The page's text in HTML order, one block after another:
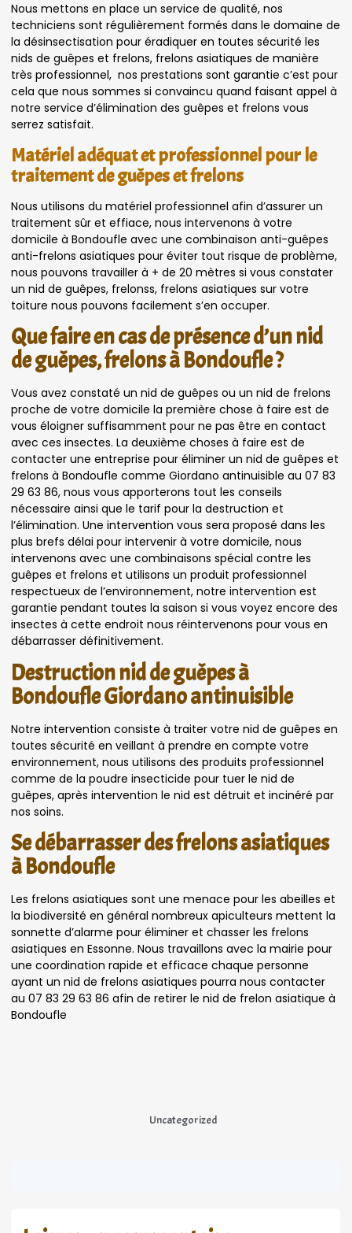
Nous mettons en place un service de qualité, nos
techniciens sont régulièrement formés dans le domaine de
la désinsectisation pour éradiquer en toutes sécurité les
nids de guêpes et frelons, frelons asiatiques de manière
très professionnel, nos prestations sont garantie c’est pour
cela que nous sommes si convaincu quand faisant appel à
notre service d’élimination des guêpes et frelons vous
serrez satisfait.
Matériel adéquat et professionnel pour le
traitement de guêpes et frelons
Nous utilisons du matériel professionnel afin d’assurer un
traitement sûr et effiace, nous intervenons à votre
domicile à Bondoufle avec une combinaison anti-guêpes
anti-frelons asiatiques pour éviter tout risque de problème,
nous pouvons travailler à + de 20 mètres si vous constater
un nid de guêpes, frelonss, frelons asiatiques sur votre
toiture nous pouvons facilement s’en occuper.
Que faire en cas de présence d’un nid
de guêpes, frelons à Bondoufle ?
Vous avez constaté un nid de guêpes ou un nid de frelons
proche de votre domicile la première chose à faire est de
vous éloigner suffisamment pour ne pas être en contact
avec ces insectes. La deuxième choses à faire est de
contacter une entreprise pour éliminer un nid de guêpes et
frelons à Bondoufle comme Giordano antinuisible au 07 83
29 63 86, nous vous apporterons tout les conseils
nécessaire ainsi que le tarif pour la destruction et
l’élimination. Une intervention vous sera proposé dans les
plus brefs délai pour intervenir à votre domicile, nous
intervenons avec une combinaisons spécial contre les
guêpes et frelons et utilisons un produit professionnel
respectueux de l’environnement, notre intervention est
garantie pendant toutes la saison si vous voyez encore des
insectes à cette endroit nous réintervenons pour vous en
débarrasser définitivement.
Destruction nid de guêpes à
Bondoufle Giordano antinuisible
Notre intervention consiste à traiter votre nid de guêpes en
toutes sécurité en veillant à prendre en compte votre
environnement, nous utilisons des produits professionnel
comme de la poudre insecticide pour tuer le nid de
guêpes, après intervention le nid est détruit et incinéré par
nos soins.
Se débarrasser des frelons asiatiques
à Bondoufle
Les frelons asiatiques sont une menace pour les abeilles et
la biodiversité en général nombreux apiculteurs mettent la
sonnette d’alarme pour éliminer et chasser les frelons
asiatiques en Essonne. Nous travaillons avec la mairie pour
une coordination rapide et efficace chaque personne
ayant un nid de frelons asiatiques pourra nous contacter
au 07 83 29 63 86 afin de retirer le nid de frelon asiatique à
Bondoufle
Uncategorized